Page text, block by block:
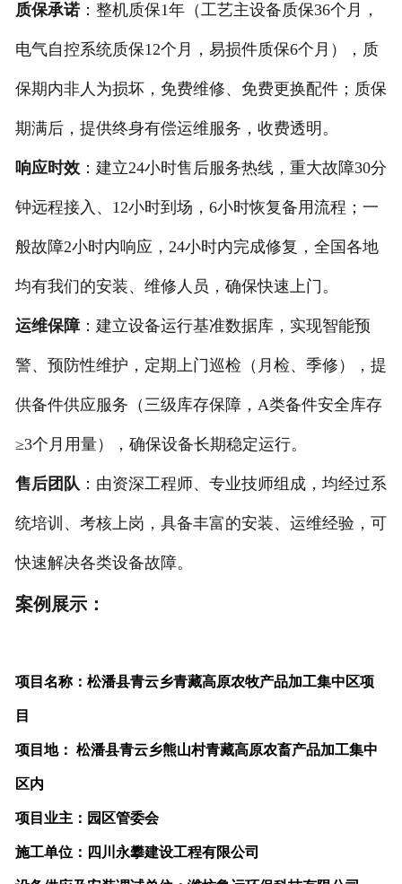
质保承诺：整机质保1年（工艺主设备质保36个月，
电气自控系统质保12个月，易损件质保6个月），质
保期内非人为损坏，免费维修、免费更换配件；质保
期满后，提供终身有偿运维服务，收费透明。
响应时效：建立24小时售后服务热线，重大故障30分
钟远程接入、12小时到场，6小时恢复备用流程；一
般故障2小时内响应，24小时内完成修复，全国各地
均有我们的安装、维修人员，确保快速上门。
运维保障：建立设备运行基准数据库，实现智能预
警、预防性维护，定期上门巡检（月检、季修），提
供备件供应服务（三级库存保障，A类备件安全库存
≥3个月用量），确保设备长期稳定运行。
售后团队：由资深工程师、专业技师组成，均经过系
统培训、考核上岗，具备丰富的安装、运维经验，可
快速解决各类设备故障。
案例展示：
项目名称： 松潘县青云乡青藏高原农牧产品加工集中区项
目
项目地： 松潘县青云乡熊山村青藏高原农畜产品加工集中
区内
项目业主：园 区管委会
施工单位：四川永攀建设工程有限公司